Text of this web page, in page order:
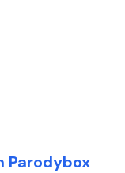
Parodybox